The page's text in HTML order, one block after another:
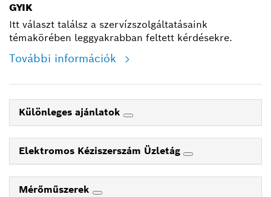
GYIK
Itt választ találsz a szervízszolgáltatásaink
témakörében leggyakrabban feltett kérdésekre.
További információk
Különleges ajánlatok
Elektromos Kéziszerszám Üzletág
Mérőműszerek